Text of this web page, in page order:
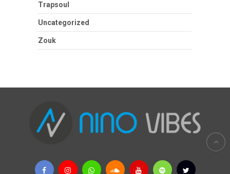
Trapsoul
Uncategorized
Zouk